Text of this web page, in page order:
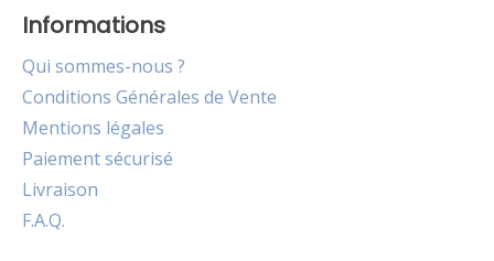
Informations
Qui sommes-nous ?
Conditions Générales de Vente
Mentions légales
Paiement sécurisé
Livraison
F.A.Q.